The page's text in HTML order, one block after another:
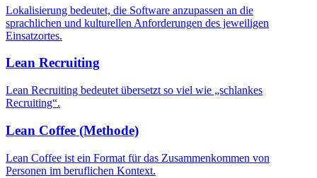
Lokalisierung bedeutet, die Software anzupassen an die
sprachlichen und kulturellen Anforderungen des jeweiligen
Einsatzortes.
Lean Recruiting
Lean Recruiting bedeutet übersetzt so viel wie „schlankes
Recruiting“.
Lean Coffee (Methode)
Lean Coffee ist ein Format für das Zusammenkommen von
Personen im beruflichen Kontext.